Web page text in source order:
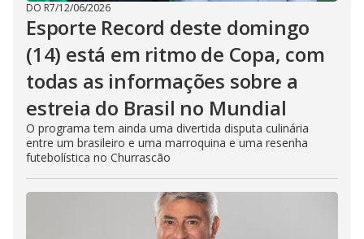
DO R7/12/06/2026
Esporte Record deste domingo
(14) está em ritmo de Copa, com
todas as informações sobre a
estreia do Brasil no Mundial
O programa tem ainda uma divertida disputa culinária
entre um brasileiro e uma marroquina e uma resenha
futebolística no Churrascão